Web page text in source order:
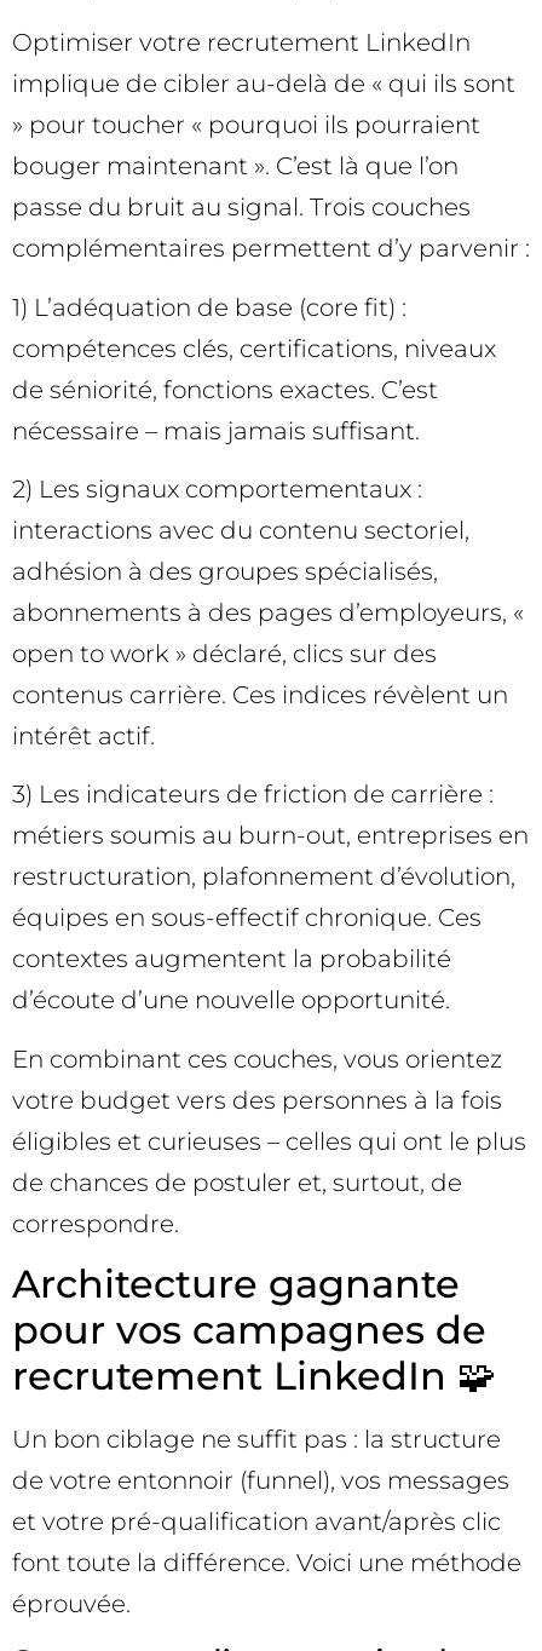
Optimiser votre recrutement LinkedIn
implique de cibler au-delà de « qui ils sont
» pour toucher « pourquoi ils pourraient
bouger maintenant ». C’est là que l’on
passe du bruit au signal. Trois couches
complémentaires permettent d’y parvenir :
1) L’adéquation de base (core fit) :
compétences clés, certifications, niveaux
de séniorité, fonctions exactes. C’est
nécessaire – mais jamais suffisant.
2) Les signaux comportementaux :
interactions avec du contenu sectoriel,
adhésion à des groupes spécialisés,
abonnements à des pages d’employeurs, «
open to work » déclaré, clics sur des
contenus carrière. Ces indices révèlent un
intérêt actif.
3) Les indicateurs de friction de carrière :
métiers soumis au burn-out, entreprises en
restructuration, plafonnement d’évolution,
équipes en sous-effectif chronique. Ces
contextes augmentent la probabilité
d’écoute d’une nouvelle opportunité.
En combinant ces couches, vous orientez
votre budget vers des personnes à la fois
éligibles et curieuses – celles qui ont le plus
de chances de postuler et, surtout, de
correspondre.
Architecture gagnante
pour vos campagnes de
recrutement LinkedIn 🧩
Un bon ciblage ne suffit pas : la structure
de votre entonnoir (funnel), vos messages
et votre pré-qualification avant/après clic
font toute la différence. Voici une méthode
éprouvée.